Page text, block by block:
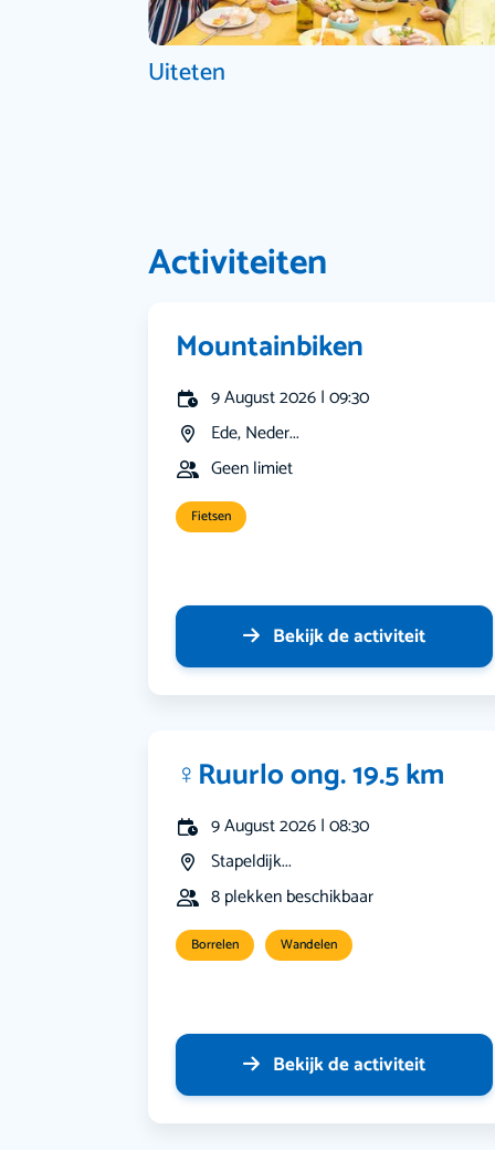
Uiteten
Activiteiten
Mountainbiken
9 August 2026 | 09:30
Ede, Neder...
Geen limiet
Fietsen
Bekijk de activiteit
‍♀️Ruurlo ong. 19.5 km
9 August 2026 | 08:30
Stapeldijk...
8 plekken beschikbaar
Borrelen Wandelen
Bekijk de activiteit